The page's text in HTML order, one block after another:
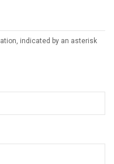
indicated by an asterisk